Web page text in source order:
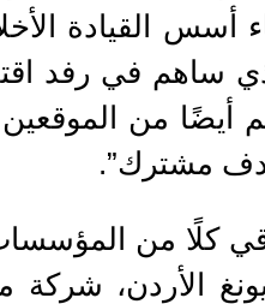
أسس القيادة
ساهم في رفد
أيضًا من
مشترك”.
التميز الأخلاقي كلًا
الأردن، شركة